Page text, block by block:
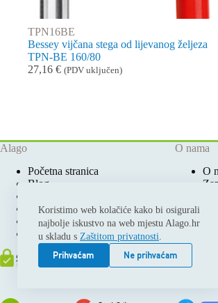
Koristimo web kolačiće kako bi osigurali
najbolje iskustvo na web mjestu Alago.hr
u skladu s Zaštitom privatnosti.
Prihvaćam
Ne prihvaćam
TPN16BE
Bessey vijčana stega od lijevanog željeza
TPN-BE 160/80
27,16 € (PDV uključen)
Alago
Početna stranica
Blog
Prodajna mjesta
Katalozi i cjenici
Moj račun
O nama
O